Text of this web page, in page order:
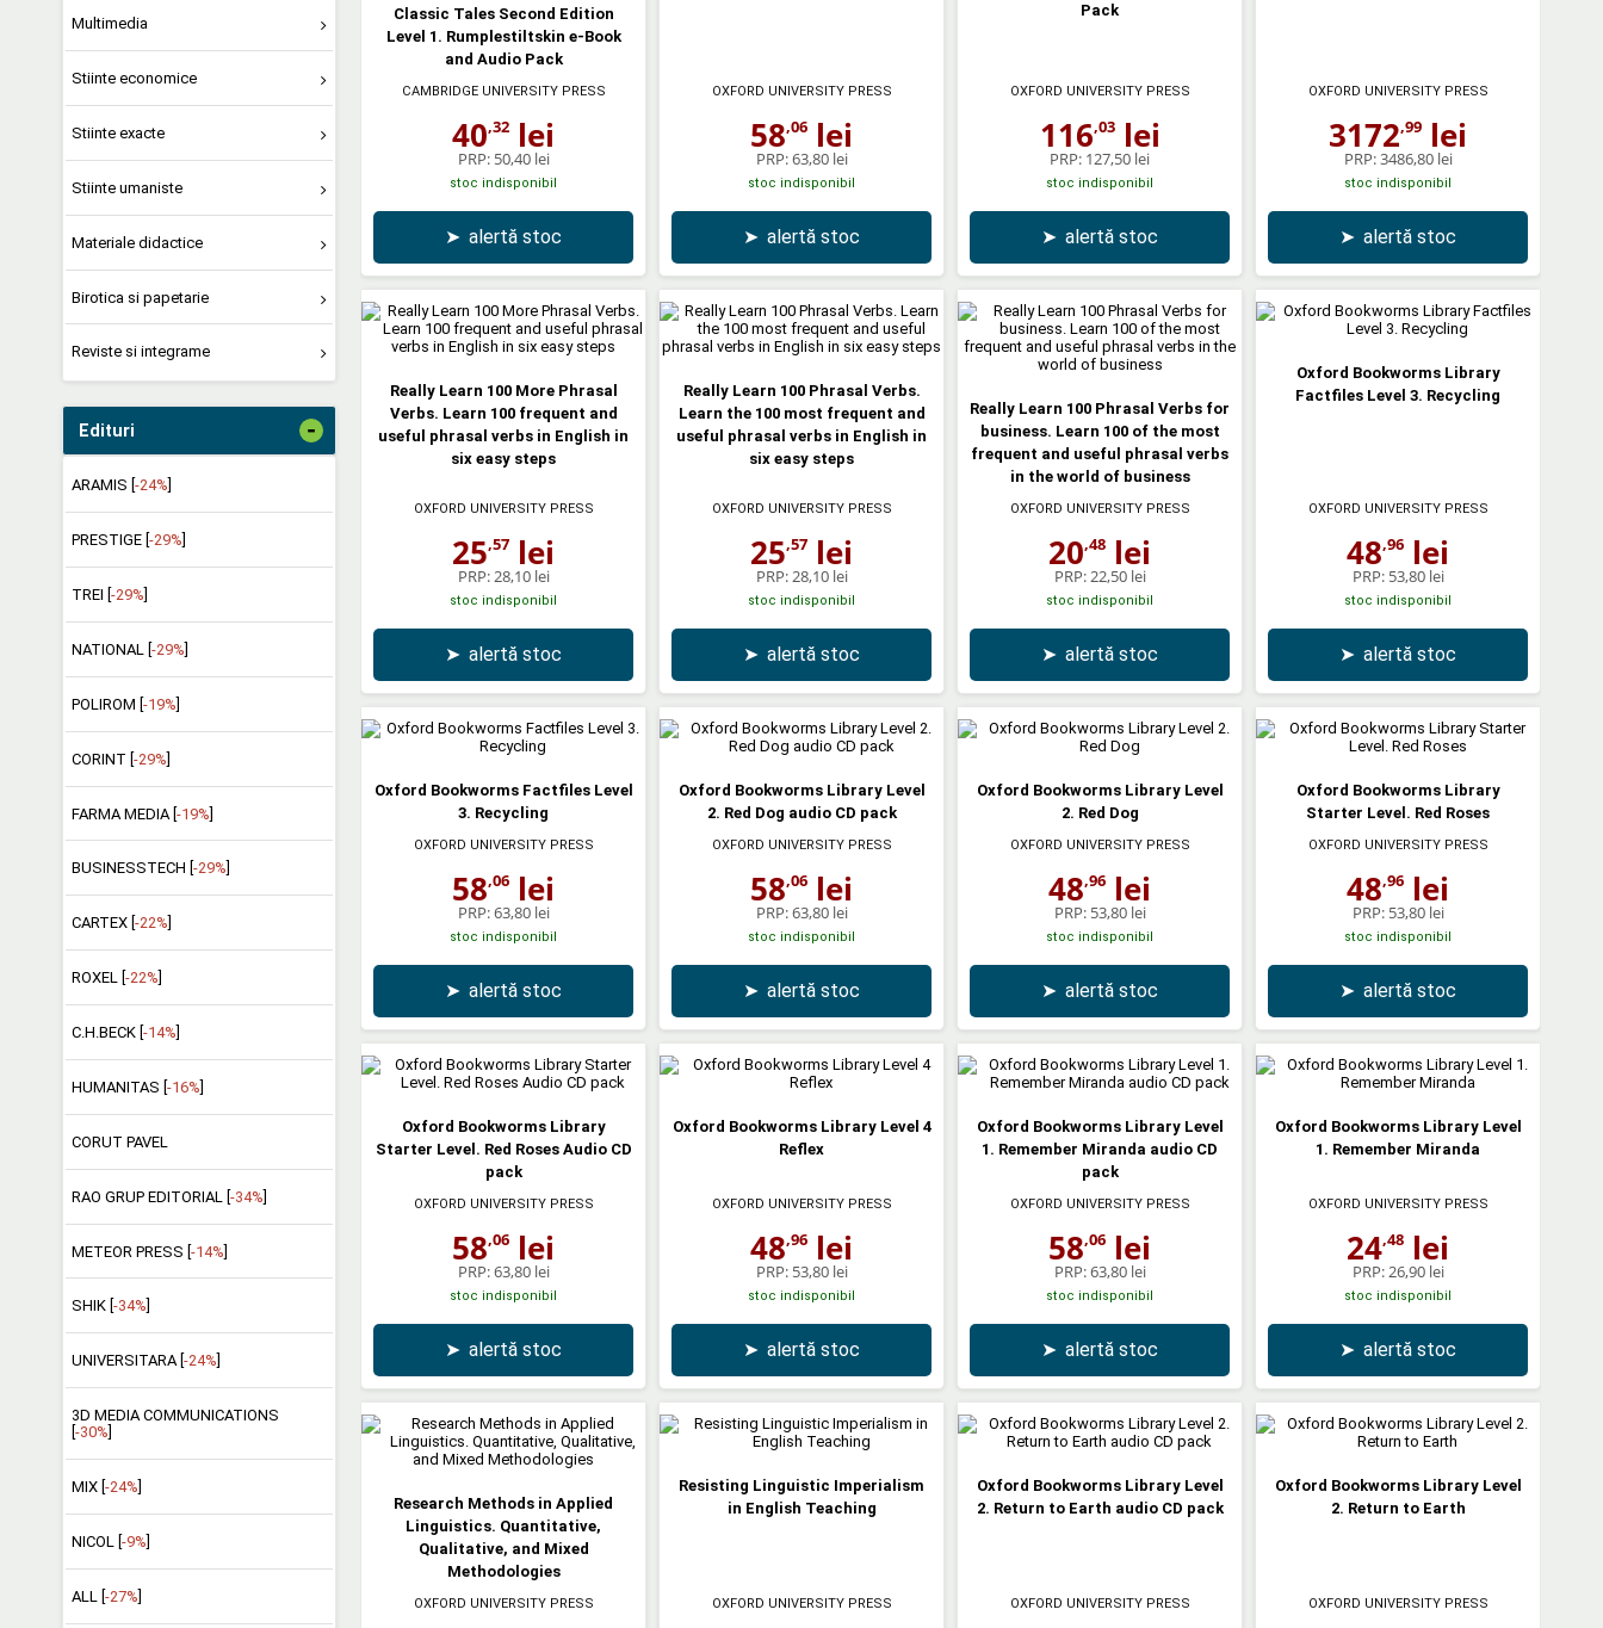
Multimedia
Stiinte economice
Stiinte exacte
Stiinte umaniste
Materiale didactice
Birotica si papetarie
Reviste si integrame
Edituri -
ARAMIS [ -24%
PRESTIGE [ -29%
TREI [ -29%
NATIONAL [ -29%
POLIROM [ -19%
CORINT [-29%]
FARMA MEDIA [-19%]
BUSINESSTECH [ -29%
CARTEX [ -22%
ROXEL [ -22%
C.H.BECK [ -14%
HUMANITAS [ -16%
CORUT PAVEL
RAO GRUP EDITORIAL [-34%]
METEOR PRESS [-14%]
SHIK [ -34%
UNIVERSITARA [ -24%
3D MEDIA COMMUNICATIONS
-30%
MIX [ -24%
NICOL [ -9%
ALL [ -27%
Classic Tales Second Edition
Level 1. Rumplestiltskin e-Book
and Audio Pack
CAMBRIDGE UNIVERSITY PRESS
40,32 lei
PRP: 50,40 lei
stoc indisponibil
➤ alertă stoc
OXFORD UNIVERSITY PRESS
58,06 lei
PRP:63,80 lei
stoc indisponibil
➤ alertă stoc
Pack
OXFORD UNIVERSITY PRESS
116,03lei
PRP: 127,50 lei
stoc indisponibil
➤ alertă stoc
OXFORD UNIVERSITY PRESS
3172,99 lei
PRP:3486,80 lei
stoc indisponibil
➤ alertă stoc
Really Learn 100 More Phrasal
Verbs. Learn 100 frequent and
useful phrasal verbs in English in
six easy steps
OXFORD UNIVERSITY PRESS
25,57 lei
PRP:28,10 lei
stoc indisponibil
➤ alertă stoc
Really Learn 100 Phrasal Verbs.
Learn the 100 most frequent and
useful phrasal verbs in English in
six easy steps
OXFORD UNIVERSITY PRESS
25,57 lei
PRP:28,10 lei
stoc indisponibil
➤ alertă stoc
Really Learn 100 Phrasal Verbs for
business. Learn 100 of the most
frequent and useful phrasal verbs
in the world of business
OXFORD UNIVERSITY PRESS
20,48 lei
PRP:22,50 lei
stoc indisponibil
➤ alertă stoc
Oxford Bookworms Library
Factfiles Level 3. Recycling
OXFORD UNIVERSITY PRESS
48,96 lei
PRP: 53,80 lei
stoc indisponibil
➤ alertă stoc
Oxford Bookworms Factfiles Level
3. Recycling
OXFORD UNIVERSITY PRESS
58,06 lei
PRP:63,80 lei
stoc indisponibil
➤ alertă stoc
Oxford Bookworms Library Level
2. Red Dog audio CD pack
OXFORD UNIVERSITY PRESS
58,06 lei
PRP:63,80 lei
stoc indisponibil
➤ alertă stoc
Oxford Bookworms Library Level
2. Red Dog
OXFORD UNIVERSITY PRESS
48,96 lei
PRP: 53,80 lei
stoc indisponibil
➤ alertă stoc
Oxford Bookworms Library
Starter Level. Red Roses
OXFORD UNIVERSITY PRESS
48,96 lei
PRP: 53,80 lei
stoc indisponibil
➤ alertă stoc
Oxford Bookworms Library
Starter Level. Red Roses Audio CD
pack
OXFORD UNIVERSITY PRESS
58,06 lei
PRP:63,80 lei
stoc indisponibil
➤ alertă stoc
Oxford Bookworms Library Level 4
Reflex
OXFORD UNIVERSITY PRESS
48,96 lei
PRP: 53,80 lei
stoc indisponibil
➤ alertă stoc
Oxford Bookworms Library Level
1. Remember Miranda audio CD
pack
OXFORD UNIVERSITY PRESS
58,06 lei
PRP:63,80 lei
stoc indisponibil
➤ alertă stoc
Oxford Bookworms Library Level
1. Remember Miranda
OXFORD UNIVERSITY PRESS
24,48 lei
PRP:26,90 lei
stoc indisponibil
➤ alertă stoc
Research Methods in Applied
Linguistics. Quantitative,
Qualitative, and Mixed
Methodologies
OXFORD UNIVERSITY PRESS
Resisting Linguistic Imperialism
in English Teaching
OXFORD UNIVERSITY PRESS
Oxford Bookworms Library Level
2. Return to Earth audio CD pack
OXFORD UNIVERSITY PRESS
Oxford Bookworms Library Level
2. Return to Earth
OXFORD UNIVERSITY PRESS